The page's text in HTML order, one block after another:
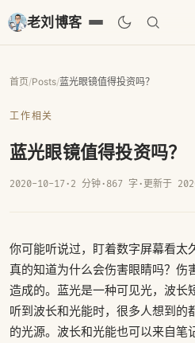
老刘博客
首页/Posts/蓝光眼镜值得投资吗？
工作相关
蓝光眼镜值得投资吗？
2020-10-17· 2 分钟· 867 字 · 更新于
你可能听说过，盯着数字屏幕看太
真的知道为什么会伤害眼睛吗？伤
造成的。蓝光是一种可见光，波长
听到波长和光能时，很多人想到的
的光源。波长和光能也可以来自笔